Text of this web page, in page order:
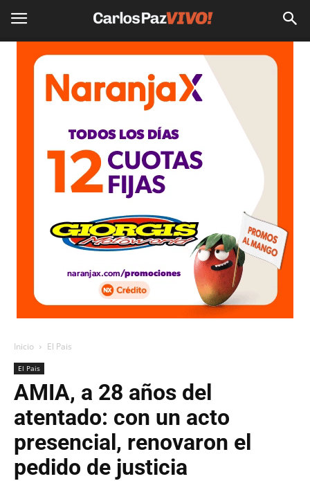
Inicio El Pais
El Pais
AMIA, a 28 años del
atentado: con un acto
presencial, renovaron el
pedido de justicia